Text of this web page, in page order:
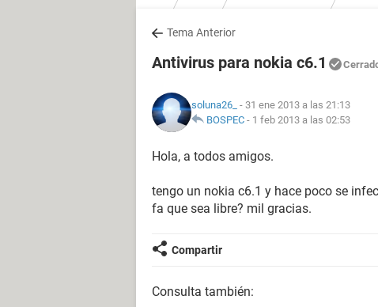
Tema Anterior
Antivirus para nokia c6.1
soluna26_ - 31 ene 2013 a las 21:13
BOSPEC - 1 feb 2013 a las 02:53
Hola, a todos amigos.
tengo un nokia c6.1 y hace poco se
fa que sea libre? mil gracias.
Compartir
Consulta también: